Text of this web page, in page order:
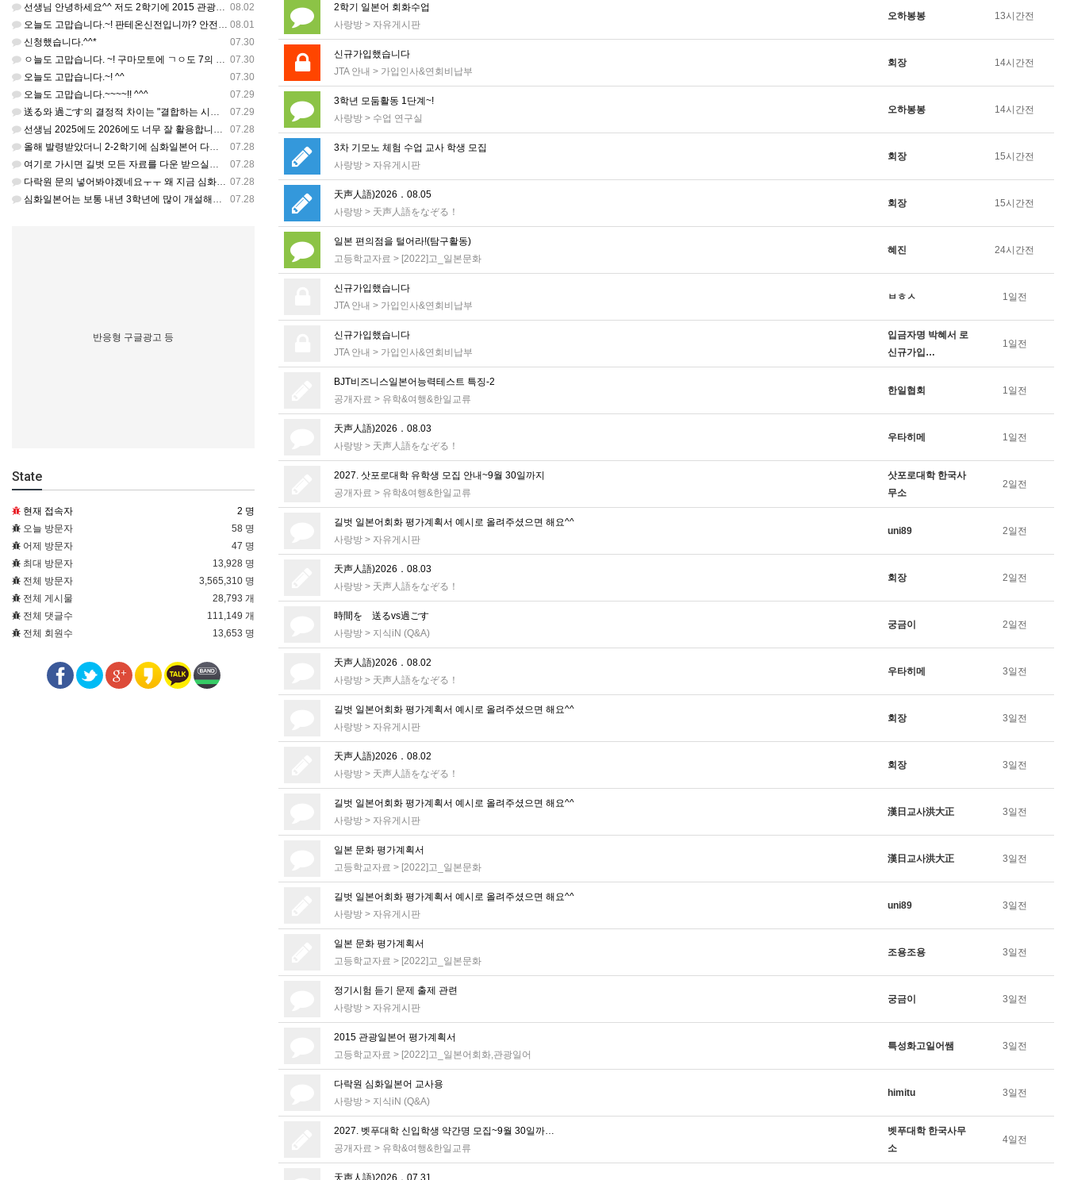
2학기 일본어 회화수업
사랑방 > 자유게시판
오하봉봉 13시간전
신규가입했습니다
JTA 안내 > 가입인사&연회비납부
회장 14시간전
3학년 모둠활동 1단계~!
사랑방 > 수업 연구실
오하봉봉 14시간전
3차 기모노 체험 수업 교사 학생 모집
사랑방 > 자유게시판
회장 15시간전
天声人語)2026．08.05
사랑방 > 天声人語をなぞる！
회장 15시간전
일본 편의점을 털어라!(탐구활동)
고등학교자료 > [2022]고_일본문화
혜진 24시간전
신규가입했습니다
JTA 안내 > 가입인사&연회비납부
ㅂㅎㅅ 1일전
신규가입했습니다
JTA 안내 > 가입인사&연회비납부
입금자명 박혜서 로
신규가입…
1일전
BJT비즈니스일본어능력테스트 특징-2
공개자료 > 유학&여행&한일교류
한일협회 1일전
天声人語)2026．08.03
사랑방 > 天声人語をなぞる！
우타히메 1일전
2027. 삿포로대학 유학생 모집 안내~9월 30일까지
공개자료 > 유학&여행&한일교류
삿포로대학 한국사
무소
2일전
길벗 일본어회화 평가계획서 예시로 올려주셨으면 해요^^
사랑방 > 자유게시판
uni89 2일전
天声人語)2026．08.03
사랑방 > 天声人語をなぞる！
회장 2일전
時間を 送るvs過ごす
사랑방 > 지식iN (Q&A)
궁금이 2일전
天声人語)2026．08.02
사랑방 > 天声人語をなぞる！
우타히메 3일전
길벗 일본어회화 평가계획서 예시로 올려주셨으면 해요^^
사랑방 > 자유게시판
회장 3일전
天声人語)2026．08.02
사랑방 > 天声人語をなぞる！
회장 3일전
길벗 일본어회화 평가계획서 예시로 올려주셨으면 해요^^
사랑방 > 자유게시판
漢日교사洪大正 3일전
일본 문화 평가계획서
고등학교자료 > [2022]고_일본문화
漢日교사洪大正 3일전
길벗 일본어회화 평가계획서 예시로 올려주셨으면 해요^^
사랑방 > 자유게시판
uni89 3일전
일본 문화 평가계획서
고등학교자료 > [2022]고_일본문화
조용조용 3일전
정기시험 듣기 문제 출제 관련
사랑방 > 자유게시판
궁금이 3일전
2015 관광일본어 평가계획서
고등학교자료 > [2022]고_일본어회화,관광일어
특성화고일어쌤 3일전
다락원 심화일본어 교사용
사랑방 > 지식iN (Q&A)
himitu 3일전
2027. 벳푸대학 신입학생 약간명 모집~9월 30일까…
공개자료 > 유학&여행&한일교류
벳푸대학 한국사무
소
4일전
天声人語)2026．07.31
08.02
선생님 안녕하세요^^ 저도 2학기에 2015 관광일본어를 평가계획을 세우려고 하는데. ..아무리 찾아도 없어…
08.01
오늘도 고맙습니다.~! 판테온신전입니까? 안전 제일!! ㅎㅎ 감사해요. ^^
07.30
신청했습니다.^^*
07.30
ㅇ늘도 고맙습니다. ~! 구마모토에 ㄱㅇ도 7의 지진,,,무사, 안전을 기도 합니다. 감사해요...
07.30
오늘도 고맙습니다.~! ^^
07.29
오늘도 고맙습니다.~~~~!! ^^^
07.29
送る와 過ごす의 결정적 차이는 "결합하는 시간 단위"와 "묘사 대상"입니다. 過ごす 하루, 오후, 주말, 휴…
07.28
선생님 2025에도 2026에도 너무 잘 활용합니다.. 감사해요!!!
07.28
올해 발령받았더니 2-2학기에 심화일본어 다락원 교과서 채택되어 있네요. 저도 당장 다음달부터 수업을 해야하…
07.28
여기로 가시면 길벗 모든 자료를 다운 받으실수 있으세요^^ https://coffee-plume-710.no…
07.28
다락원 문의 넣어봐야겠네요ㅜㅜ 왜 지금 심화일본어가 개설된지는 저도 참 의문입니다... 작년에 계셨던 선생님…
07.28
심화일본어는 보통 내년 3학년에 많이 개설해서 지금 홈페이지에 없는가보네요~ 일본어랑 생활 일본어는 다 있는…
반응형 구글광고 등
State
현재 접속자
2 명
오늘 방문자
58 명
어제 방문자
47 명
최대 방문자
13,928 명
전체 방문자
3,565,310 명
전체 게시물
28,793 개
전체 댓글수
111,149 개
전체 회원수
13,653 명